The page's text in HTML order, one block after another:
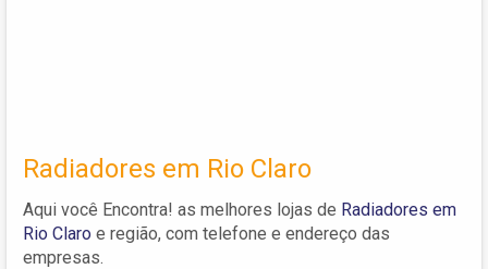
Radiadores em Rio Claro
Aqui você Encontra! as melhores lojas de Radiadores em
Rio Claro e região, com telefone e endereço das
empresas.